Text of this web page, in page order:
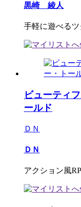
黒崎 綾人
手軽に遊べる
ビューティ
ールド
ＤＮ
ＤＮ
アクション風